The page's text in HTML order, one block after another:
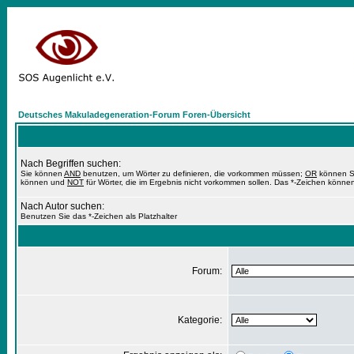
Deutsches Makuladegeneration-Forum Foren-Übersicht
Nach Begriffen suchen:
Sie können AND benutzen, um Wörter zu definieren, die vorkommen müssen; OR können
können und NOT für Wörter, die im Ergebnis nicht vorkommen sollen. Das *-Zeichen
Nach Autor suchen:
Benutzen Sie das *-Zeichen als Platzhalter
Forum:
Kategorie: